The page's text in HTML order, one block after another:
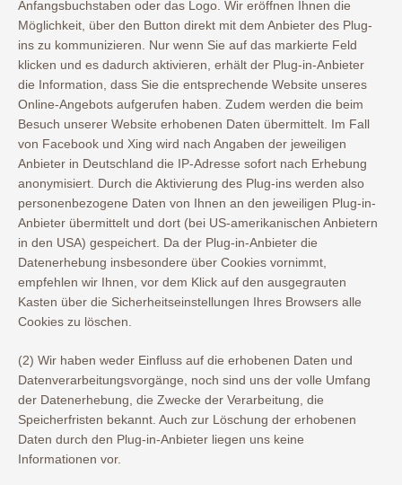
Anfangsbuchstaben oder das Logo. Wir eröffnen Ihnen die
Möglichkeit, über den Button direkt mit dem Anbieter des Plug-
ins zu kommunizieren. Nur wenn Sie auf das markierte Feld
klicken und es dadurch aktivieren, erhält der Plug-in-Anbieter
die Information, dass Sie die entsprechende Website unseres
Online-Angebots aufgerufen haben. Zudem werden die beim
Besuch unserer Website erhobenen Daten übermittelt. Im Fall
von Facebook und Xing wird nach Angaben der jeweiligen
Anbieter in Deutschland die IP-Adresse sofort nach Erhebung
anonymisiert. Durch die Aktivierung des Plug-ins werden also
personenbezogene Daten von Ihnen an den jeweiligen Plug-in-
Anbieter übermittelt und dort (bei US-amerikanischen Anbietern
in den USA) gespeichert. Da der Plug-in-Anbieter die
Datenerhebung insbesondere über Cookies vornimmt,
empfehlen wir Ihnen, vor dem Klick auf den ausgegrauten
Kasten über die Sicherheitseinstellungen Ihres Browsers alle
Cookies zu löschen.
(2) Wir haben weder Einfluss auf die erhobenen Daten und
Datenverarbeitungsvorgänge, noch sind uns der volle Umfang
der Datenerhebung, die Zwecke der Verarbeitung, die
Speicherfristen bekannt. Auch zur Löschung der erhobenen
Daten durch den Plug-in-Anbieter liegen uns keine
Informationen vor.